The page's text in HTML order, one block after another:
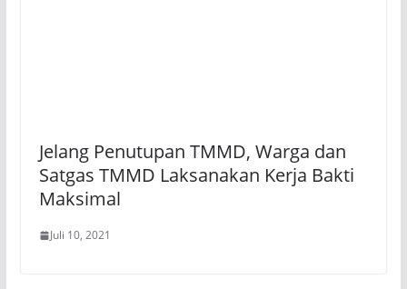
Jelang Penutupan TMMD, Warga dan
Satgas TMMD Laksanakan Kerja Bakti
Maksimal
Juli 10, 2021